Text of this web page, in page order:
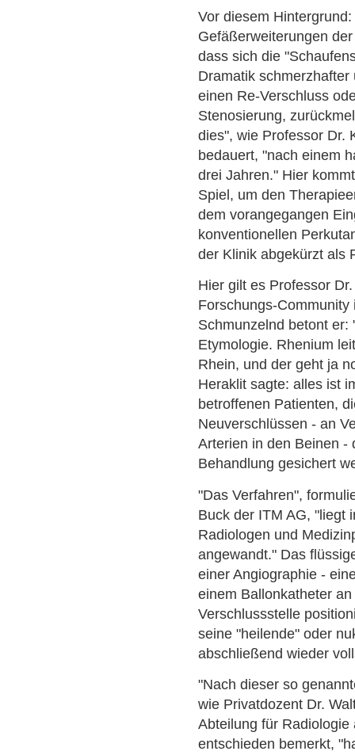
Vor diesem
Gefäßerweiterungen
dass sich die
Dramatik
einen Re-Verschluss
Stenosierung,
dies", wie Professor Dr.
bedauert, "nach einem
drei Jahren." Hier
Spiel, um den
dem vorangegangen
konventionellen
der Klinik abgekürzt als
Hier gilt es Professor
Forschungs-
Schmunzelnd betont
Etymologie. Rhenium
Rhein, und der geht ja
Heraklit sagte: alles ist
betroffenen Patienten,
Neuverschlüssen - an
Arterien in den Beinen -
Behandlung gesichert
"Das Verfahren",
Buck der ITM AG, "liegt
Radiologen und
angewandt." Das
einer Angiographie -
einem Ballonkatheter
Verschlussstelle
seine "heilende" oder
abschließend wieder
"Nach dieser so
wie Privatdozent Dr.
Abteilung für
entschieden bemerkt,